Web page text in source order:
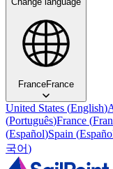
FranceFrance
United States (English)
(Português)France (
(Español)Spain (
국어)